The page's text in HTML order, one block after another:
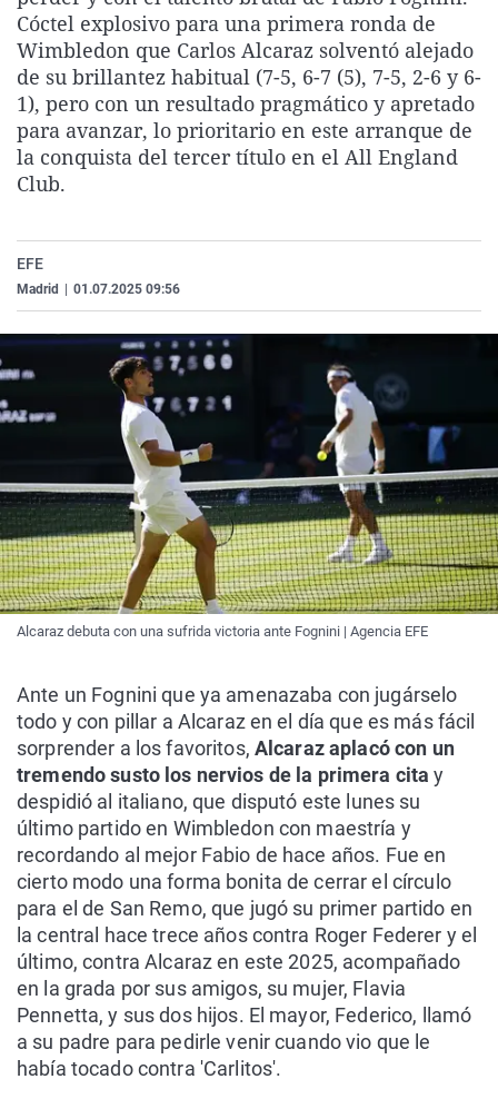
La rosa de los vientos
Gente viajera
Como el perro y el
Caso
Retornados
Equipo de
Operación Viuda
Extremadura
Galicia
La Rioja
Navarra
País Vasco
Virales
Televisión
Elecciones
Cóctel explosivo para una primera ronda de
Wimbledon que Carlos Alcaraz solventó alejado
de su brillantez habitual (7-5, 6-7 (5), 7-5, 2-6 y 6-
1), pero con un resultado pragmático y apretado
para avanzar, lo prioritario en este arranque de
la conquista del tercer título en el All England
Club.
EFE
Madrid 01.07.2025 09:56
Alcaraz debuta con una sufrida victoria ante Fognini | Agencia EFE
Ante un Fognini que ya amenazaba con jugárselo
todo y con pillar a Alcaraz en el día que es más fácil
sorprender a los favoritos, Alcaraz aplacó con un
tremendo susto los nervios de la primera cita y
despidió al italiano, que disputó este lunes su
último partido en Wimbledon con maestría y
recordando al mejor Fabio de hace años. Fue en
cierto modo una forma bonita de cerrar el círculo
para el de San Remo, que jugó su primer partido en
la central hace trece años contra Roger Federer y el
último, contra Alcaraz en este 2025, acompañado
en la grada por sus amigos, su mujer, Flavia
Pennetta, y sus dos hijos. El mayor, Federico, llamó
a su padre para pedirle venir cuando vio que le
había tocado contra 'Carlitos'.